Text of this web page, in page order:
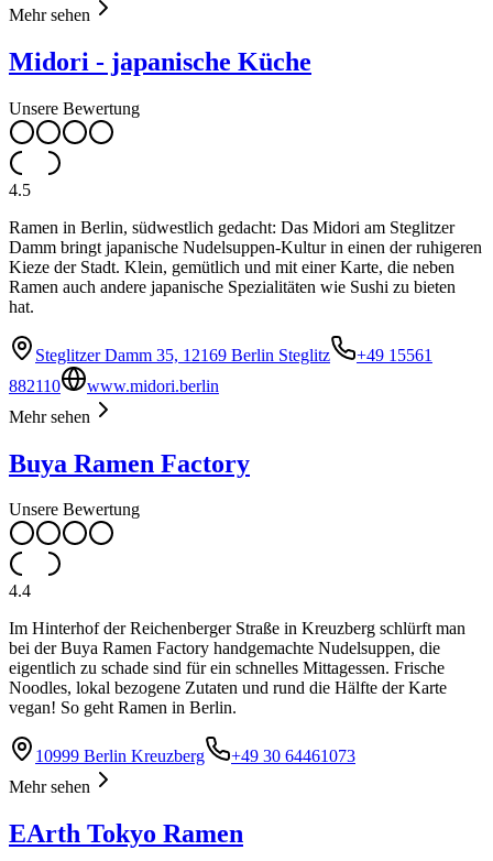
Mehr sehen
Midori - japanische Küche
Unsere Bewertung
4.5
Ramen in Berlin, südwestlich gedacht: Das Midori am Steglitzer
Damm bringt japanische Nudelsuppen-Kultur in einen der ruhigeren
Kieze der Stadt. Klein, gemütlich und mit einer Karte, die neben
Ramen auch andere japanische Spezialitäten wie Sushi zu bieten
hat.
Steglitzer Damm 35, 12169 Berlin Steglitz
+49 15561
882110
www.midori.berlin
Mehr sehen
Buya Ramen Factory
Unsere Bewertung
4.4
Im Hinterhof der Reichenberger Straße in Kreuzberg schlürft man
bei der Buya Ramen Factory handgemachte Nudelsuppen, die
eigentlich zu schade sind für ein schnelles Mittagessen. Frische
Noodles, lokal bezogene Zutaten und rund die Hälfte der Karte
vegan! So geht Ramen in Berlin.
10999 Berlin Kreuzberg
+49 30 64461073
Mehr sehen
EArth Tokyo Ramen